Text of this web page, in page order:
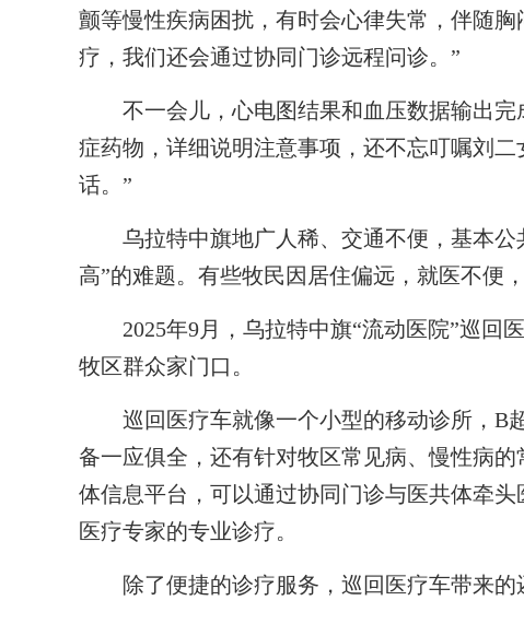
颤等慢性疾病困扰，有时会心律失常，伴随
疗，我们还会通过协同门诊远程问诊。”
不一会儿，心电图结果和血压数据输出完
症药物，详细说明注意事项，还不忘叮嘱刘
话。”
乌拉特中旗地广人稀、交通不便，基本公
高”的难题。有些牧民因居住偏远，就医不便
2025年9月，乌拉特中旗“流动医院”巡回
牧区群众家门口。
巡回医疗车就像一个小型的移动诊所，B
备一应俱全，还有针对牧区常见病、慢性病
体信息平台，可以通过协同门诊与医共体牵
医疗专家的专业诊疗。
除了便捷的诊疗服务，巡回医疗车带来的